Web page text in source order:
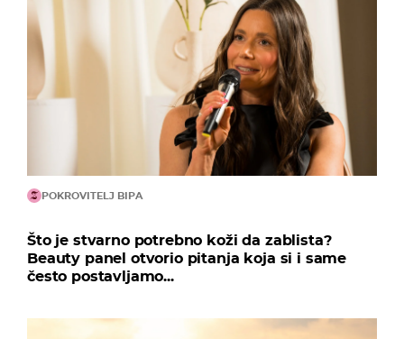
POKROVITELJ BIPA
Što je stvarno potrebno koži da zablista?
Beauty panel otvorio pitanja koja si i same
često postavljamo...